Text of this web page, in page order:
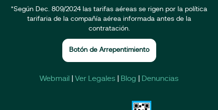
*Según Dec. 809/2024 las tarifas aéreas se rigen por la política
tarifaria de la compañía aérea informada antes de la
contratación.
Botón de Arrepentimiento
Webmail Ver Legales Blog Denuncias